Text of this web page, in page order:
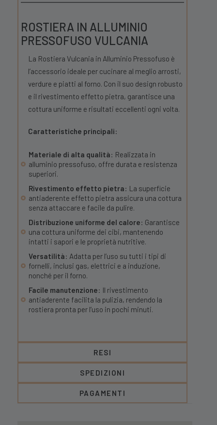
ROSTIERA IN ALLUMINIO
PRESSOFUSO VULCANIA
La Rostiera Vulcania in Alluminio Pressofuso è
l’accessorio ideale per cucinare al meglio arrosti,
verdure e piatti al forno. Con il suo design robusto
e il rivestimento effetto pietra, garantisce una
cottura uniforme e risultati eccellenti ogni volta.
Caratteristiche principali:
Materiale di alta qualità: Realizzata in
alluminio pressofuso, offre durata e resistenza
superiori.
Rivestimento effetto pietra: La superficie
antiaderente effetto pietra assicura una cottura
senza attaccare e facile da pulire.
Distribuzione uniforme del calore: Garantisce
una cottura uniforme dei cibi, mantenendo
intatti i sapori e le proprietà nutritive.
Versatilità: Adatta per l’uso su tutti i tipi di
fornelli, inclusi gas, elettrici e a induzione,
nonché per il forno.
Facile manutenzione: Il rivestimento
antiaderente facilita la pulizia, rendendo la
rostiera pronta per l’uso in pochi minuti.
RESI
SPEDIZIONI
PAGAMENTI